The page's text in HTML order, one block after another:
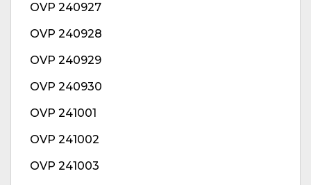
OVP 240927
OVP 240928
OVP 240929
OVP 240930
OVP 241001
OVP 241002
OVP 241003